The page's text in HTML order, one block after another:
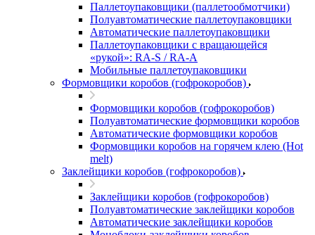
Паллетоупаковщики (паллетообмотчики)
Полуавтоматические паллетоупаковщики
Автоматические паллетоупаковщики
Паллетоупаковщики с вращающейся
«рукой»: RA-S / RA-A
Мобильные паллетоупаковщики
Формовщики коробов (гофрокоробов)
Формовщики коробов (гофрокоробов)
Полуавтоматические формовщики коробов
Автоматические формовщики коробов
Формовщики коробов на горячем клею (Hot
melt)
Заклейщики коробов (гофрокоробов)
Заклейщики коробов (гофрокоробов)
Полуавтоматические заклейщики коробов
Автоматические заклейщики коробов